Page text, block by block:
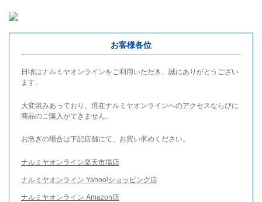
お客様各位
日頃はナルミヤオンラインをご利用いただき、誠にありがとうござい
ます。
大変混みあっており、現在ナルミヤオンラインへのアクセスならびに
商品のご購入ができません。
お急ぎの場合は下記店舗にて、お買い求めください。
ナルミヤオンライン楽天市場店
ナルミヤオンライン Yahoo!ショッピング店
ナルミヤオンライン Amazon店